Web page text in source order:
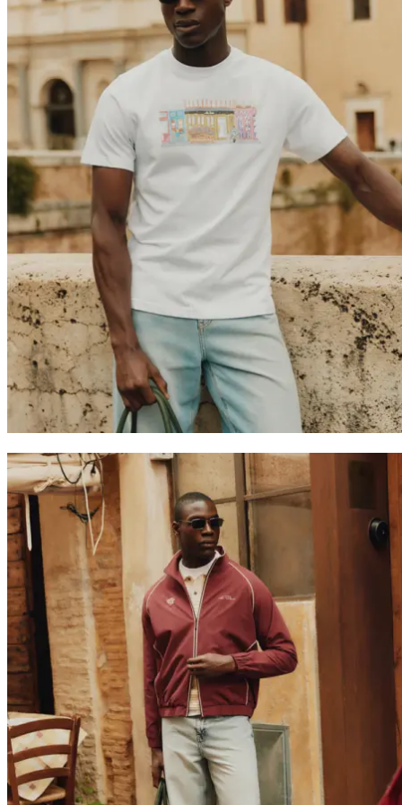
Collaborations
Prince / Les Deux KB: The Anniversary Editions
Collections
Les Deux International ClubSummer 2026
Søk
Norway
Trending nå
Polo
T-shirts
Shorts
T-SHIRTS